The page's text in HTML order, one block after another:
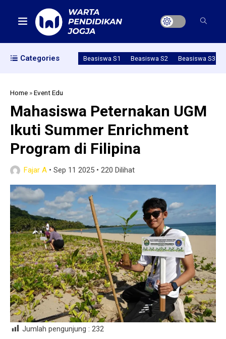
Categories Beasiswa S1 Beasiswa S2 Beasiswa S3
Home »Event Edu
Mahasiswa Peternakan UGM
Ikuti Summer Enrichment
Program di Filipina
Fajar A • Sep 11 2025 • 220 Dilihat
Jumlah pengunjung : 232